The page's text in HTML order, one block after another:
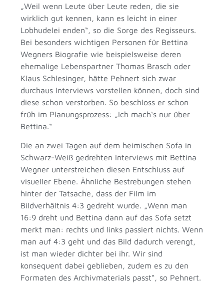
„Weil wenn Leute über Leute reden, die sie
wirklich gut kennen, kann es leicht in einer
Lobhudelei enden“, so die Sorge des Regisseurs.
Bei besonders wichtigen Personen für Bettina
Wegners Biografie wie beispielsweise deren
ehemalige Lebenspartner Thomas Brasch oder
Klaus Schlesinger, hätte Pehnert sich zwar
durchaus Interviews vorstellen können, doch sind
diese schon verstorben. So beschloss er schon
früh im Planungsprozess: „Ich mach‘s nur über
Bettina.“
Die an zwei Tagen auf dem heimischen Sofa in
Schwarz-Weiß gedrehten Interviews mit Bettina
Wegner unterstreichen diesen Entschluss auf
visueller Ebene. Ähnliche Bestrebungen stehen
hinter der Tatsache, dass der Film im
Bildverhältnis 4:3 gedreht wurde. „Wenn man
16:9 dreht und Bettina dann auf das Sofa setzt
merkt man: rechts und links passiert nichts. Wenn
man auf 4:3 geht und das Bild dadurch verengt,
ist man wieder dichter bei ihr. Wir sind
konsequent dabei geblieben, zudem es zu den
Formaten des Archivmaterials passt“, so Pehnert.